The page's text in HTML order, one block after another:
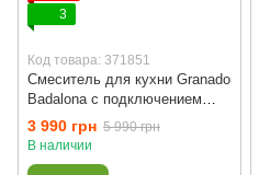
3
Код товара: 371851
Смеситель для кухни Granado
Badalona с подключением
питьевой воды (marron)
3 990 грн 5 990 грн
В наличии